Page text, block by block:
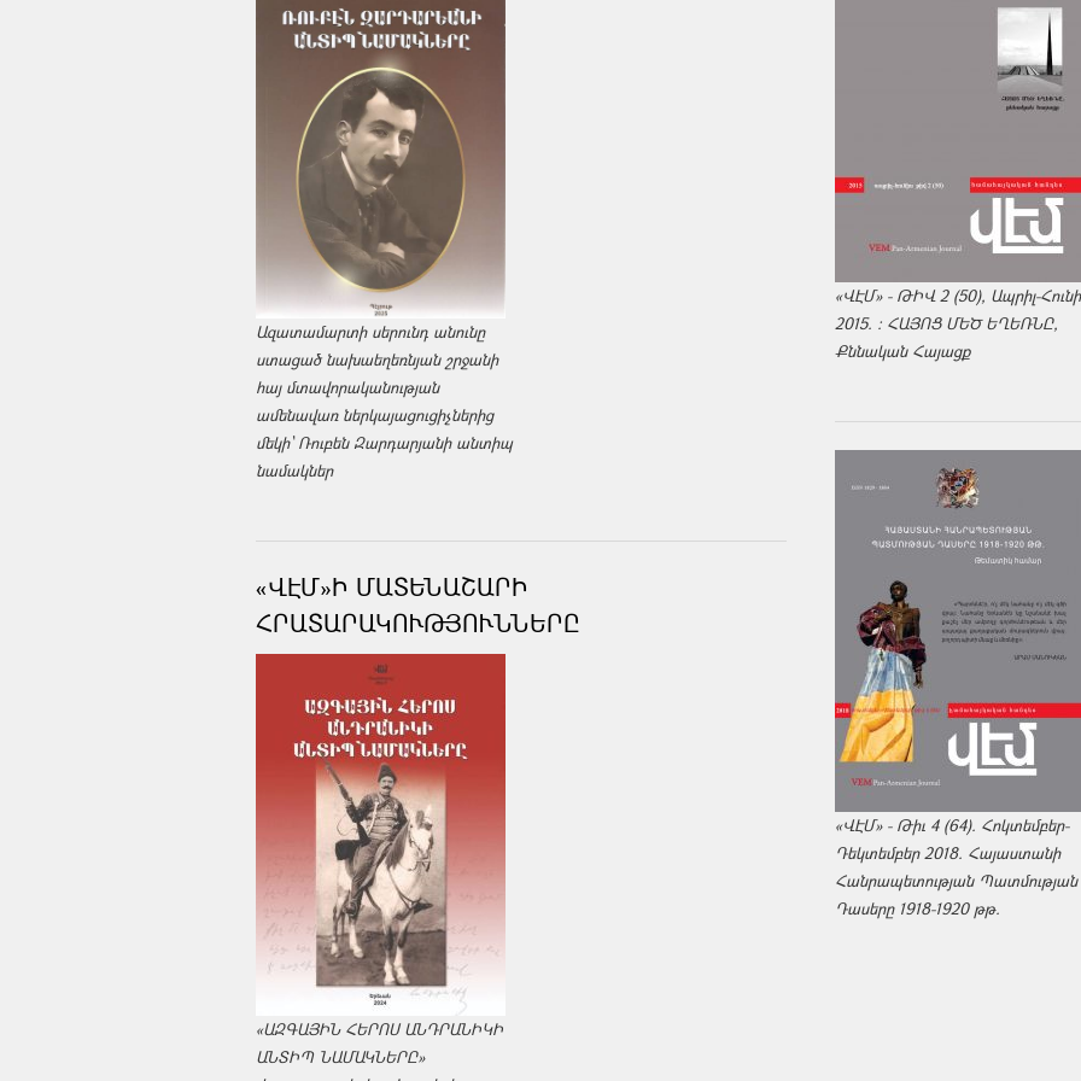
Ազատամարտի սերունդ անունը
ստացած նախաեղեռնյան շրջանի
հայ մտավորականության
ամենավառ ներկայացուցիչներից
մեկի՝ Ռուբեն Զարդարյանի անտիպ
նամակներ
«ՎԷՄ»Ի ՄԱՏԵՆԱՇԱՐԻ
ՀՐԱՏԱՐԱԿՈՒԹՅՈՒՆՆԵՐԸ
«ԱԶԳԱՅԻՆ ՀԵՐՈՍ ԱՆԴՐԱՆԻԿԻ
ԱՆՏԻՊ ՆԱՄԱԿՆԵՐԸ»
«ՎԷՄ» - ԹԻՎ 2 (50), Ապրիլ-
2015. : ՀԱՅՈՑ ՄԵԾ ԵՂԵՌՆԸ,
Քննական Հայացք
«ՎԷՄ» - Թիւ 4 (64). Հոկտեմբեր-
Դեկտեմբեր 2018. Հայաստանի
Հանրապետության Պատմության
Դասերը 1918-1920 թթ.